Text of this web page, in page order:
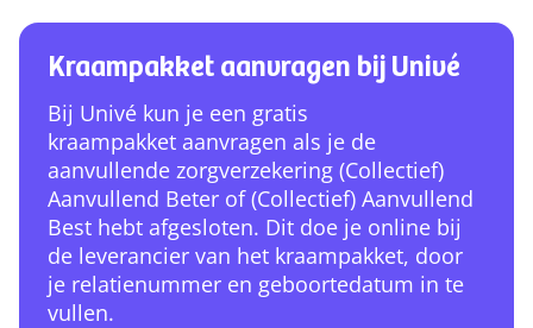
Kraampakket aanvragen bij Univé
Bij Univé kun je een gratis
kraampakket aanvragen als je de
aanvullende zorgverzekering (Collectief)
Aanvullend Beter of (Collectief) Aanvullend
Best hebt afgesloten. Dit doe je online bij
de leverancier van het kraampakket, door
je relatienummer en geboortedatum in te
vullen.